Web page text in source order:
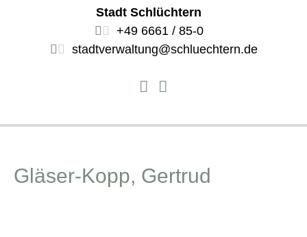
Stadt Schlüchtern
+49 6661 / 85-0
stadtverwaltung@schluechtern.de
Gläser-Kopp, Gertrud